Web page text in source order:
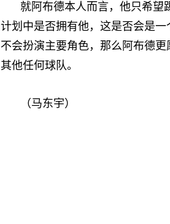
就阿布德本人而言，他只希望
计划中是否拥有他，这是否会是
不会扮演主要角色，那么阿布德
其他任何球队。
（马东宇）